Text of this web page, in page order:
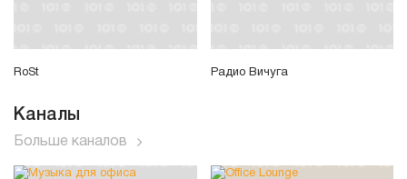
RoSt Радио Вичуга
Каналы
Больше каналов